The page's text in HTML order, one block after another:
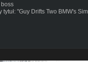
boss
tytuł: "Guy Drifts Two BMW's